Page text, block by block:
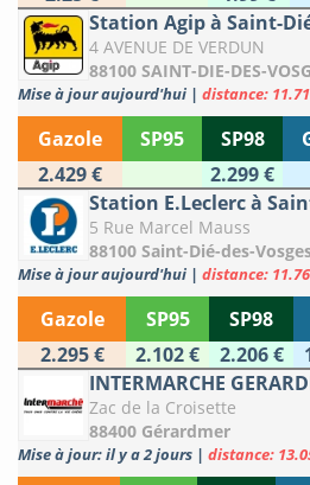
Station Agip à Saint-
4 AVENUE DE VERDUN
88100 SAINT-DIE-DES-
Mise à jour aujourd'hui | distance:
Gazole SP95 SP98
2.429 €
2.299 €
Station E.Leclerc à
5 Rue Marcel Mauss
88100 Saint-Dié-des-
Mise à jour aujourd'hui | distance:
Gazole SP95 SP98
2.295 €
2.102 € 2.206 €
INTERMARCHE
Zac de la Croisette
88400 Gérardmer
Mise à jour: il y a 2 jours | distance: